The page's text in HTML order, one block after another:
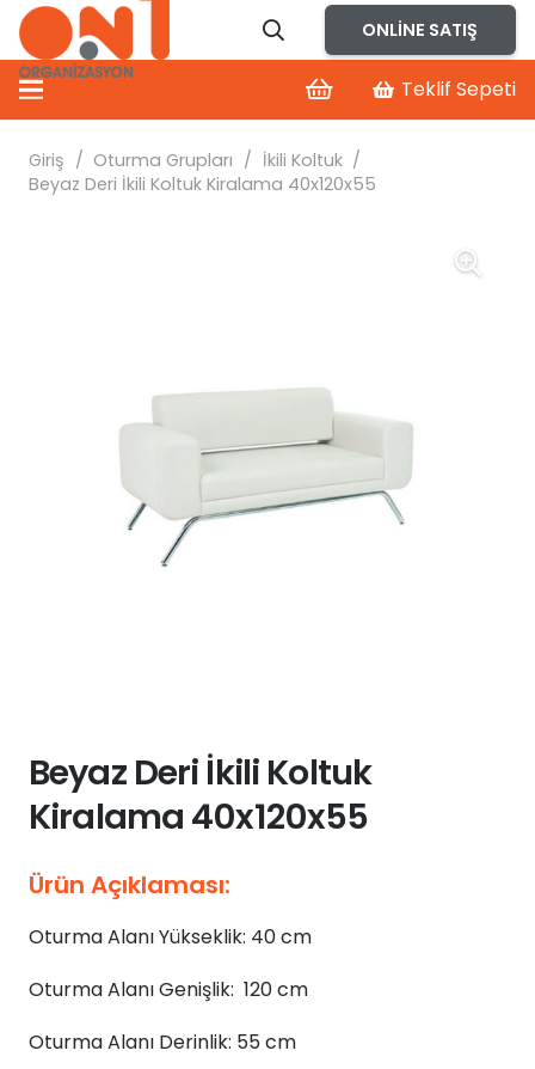
ONLINE SATIŞ
Teklif Sepeti
Giriş / Oturma Grupları / İkili Koltuk /
Beyaz Deri İkili Koltuk Kiralama 40x120x55
Beyaz Deri İkili Koltuk
Kiralama 40x120x55
Ürün Açıklaması:
Oturma Alanı Yükseklik: 40 cm
Oturma Alanı Genişlik: 120 cm
Oturma Alanı Derinlik: 55 cm